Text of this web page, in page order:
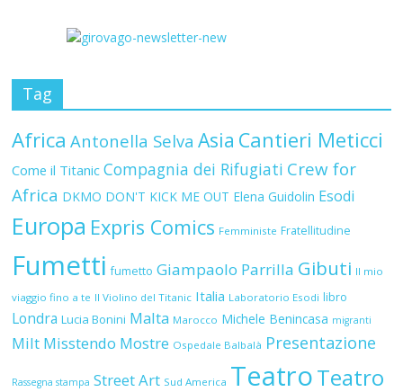
Tag
Africa Antonella Selva Asia Cantieri Meticci
Come il Titanic Compagnia dei Rifugiati Crew for
Africa DKMO DON'T KICK ME OUT Elena Guidolin Esodi
Europa Expris Comics Femministe Fratellitudine
Fumetti fumetto Giampaolo Parrilla Gibuti Il mio
viaggio fino a te Il Violino del Titanic Italia Laboratorio Esodi libro
Londra Lucia Bonini Malta Marocco Michele Benincasa migranti
Milt Misstendo Mostre Ospedale Balbalà Presentazione
Rassegna stampa Street Art Sud America TeatroTeatro